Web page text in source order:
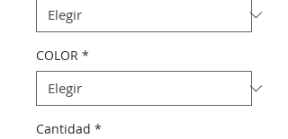
COLOR *
Cantidad *